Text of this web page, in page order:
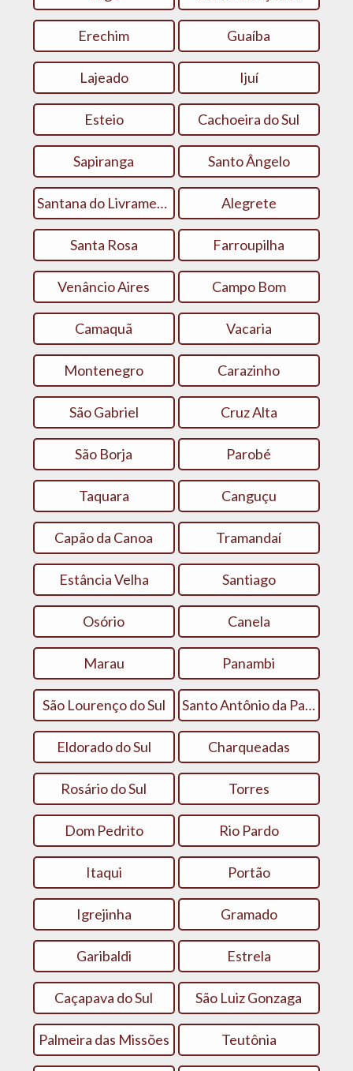
Erechim Guaíba
Lajeado Ijuí
Esteio Cachoeira do Sul
Sapiranga Santo Ângelo
Santana do Livramento Alegrete
Santa Rosa Farroupilha
Venâncio Aires Campo Bom
Camaquã Vacaria
Montenegro Carazinho
São Gabriel Cruz Alta
São Borja Parobé
Taquara Canguçu
Capão da Canoa Tramandaí
Estância Velha Santiago
Osório Canela
Marau Panambi
São Lourenço do Sul Santo Antônio da Patrulha
Eldorado do Sul Charqueadas
Rosário do Sul Torres
Dom Pedrito Rio Pardo
Itaqui Portão
Igrejinha Gramado
Garibaldi Estrela
Caçapava do Sul São Luiz Gonzaga
Palmeira das Missões Teutônia